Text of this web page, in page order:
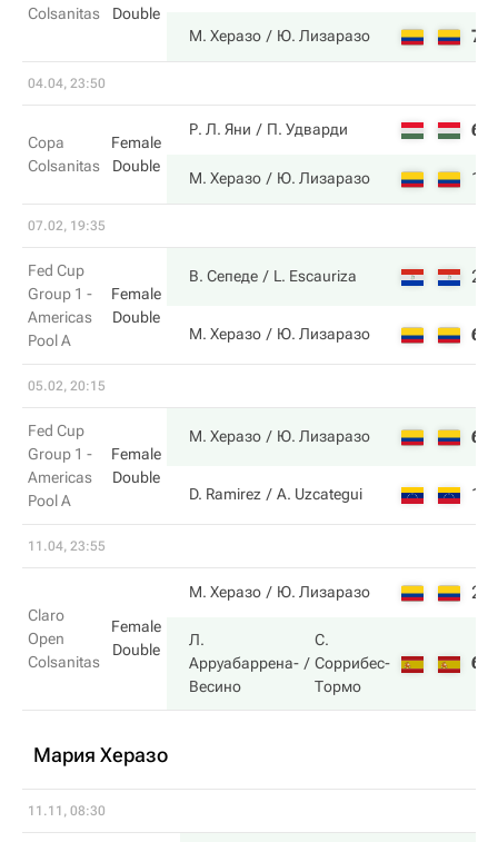
Colsanitas
Double
М. Херазо Ю. Лизаразо 7
04.04, 23:50
Copa
Colsanitas
Female
Double
Р. Л. Яни П. Удварди 6
М. Херазо Ю. Лизаразо 1
07.02, 19:35
Fed Cup
Group 1 -
Americas
Pool A
Female
Double
В. Сепеде L. Escauriza 2
М. Херазо Ю. Лизаразо 6
05.02, 20:15
Fed Cup
Group 1 -
Americas
Pool A
Female
Double
М. Херазо Ю. Лизаразо 6
D. Ramirez A. Uzcategui 1
11.04, 23:55
Claro
Open
Colsanitas
Female
Double
М. Херазо Ю. Лизаразо 2
Л.
Арруабаррена-
Весино
С.
Соррибес-
Тормо
6
Мария Херазо
11.11, 08:30